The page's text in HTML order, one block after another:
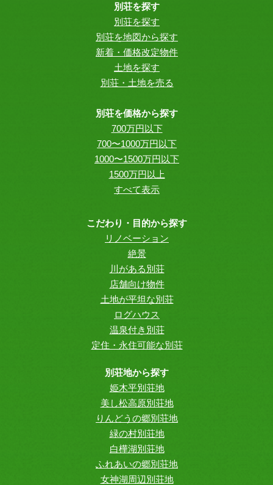
別荘を探す
別荘を探す
別荘を地図から探す
新着・価格改定物件
土地を探す
別荘・土地を売る
別荘を価格から探す
700万円以下
700〜1000万円以下
1000〜1500万円以下
1500万円以上
すべて表示
こだわり・目的から探す
リノベーション
絶景
川がある別荘
店舗向け物件
土地が平坦な別荘
ログハウス
温泉付き別荘
定住・永住可能な別荘
別荘地から探す
姫木平別荘地
美し松高原別荘地
りんどうの郷別荘地
緑の村別荘地
白樺湖別荘地
ふれあいの郷別荘地
女神湖周辺別荘地